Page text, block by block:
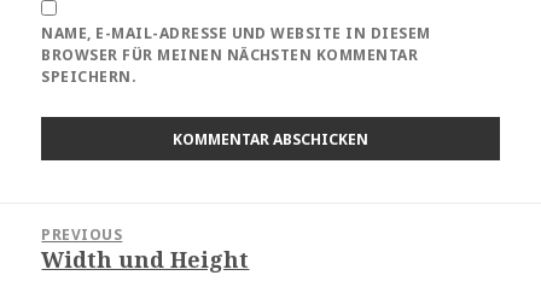
NAME, E-MAIL-ADRESSE UND WEBSITE IN DIESEM
BROWSER FÜR MEINEN NÄCHSTEN KOMMENTAR
SPEICHERN.
PREVIOUS
Previous
Width und Height